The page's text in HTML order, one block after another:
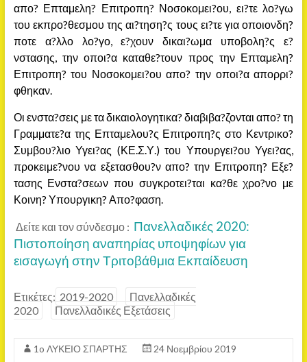
απο? Επταμελη? Επιτροπη? Νοσοκομει?ου, ει?τε λο?γω
του εκπρο?θεσμου της αι?τηση?ς τους ει?τε για οποιονδη?
ποτε α?λλο λο?γο, ε?χουν δικαι?ωμα υποβολη?ς ε?
νστασης, την οποι?α καταθε?τουν προς την Επταμελη?
Επιτροπη? του Νοσοκομει?ου απο? την οποι?α απορρι?
φθηκαν.
Οι ενστα?σεις με τα δικαιολογητικα? διαβιβα?ζονται απο? τη
Γραμματε?α της Επταμελου?ς Επιτροπη?ς στο Κεντρικο?
Συμβου?λιο Υγει?ας (ΚΕ.Σ.Υ.) του Υπουργει?ου Υγει?ας,
προκειμε?νου να εξετασθου?ν απο? την Επιτροπη? Εξε?
τασης Ενστα?σεων που συγκροτει?ται κα?θε χρο?νο με
Κοινη? Υπουργικη? Απο?φαση.
Δείτε και τον σύνδεσμο : Πανελλαδικές 2020:
Πιστοποίηση αναπηρίας υποψηφίων για
εισαγωγή στην Τριτοβάθμια Εκπαίδευση
Ετικέτες: 2019-2020
Πανελλαδικές
2020
Πανελλαδικές Εξετάσεις
1o ΛΥΚΕΙΟ ΣΠΑΡΤΗΣ
24 Νοεμβρίου 2019